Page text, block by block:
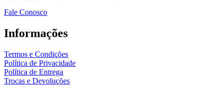
Fale Conosco
Informações
Termos e Condições
Política de Privacidade
Política de Entrega
Trocas e Devoluções